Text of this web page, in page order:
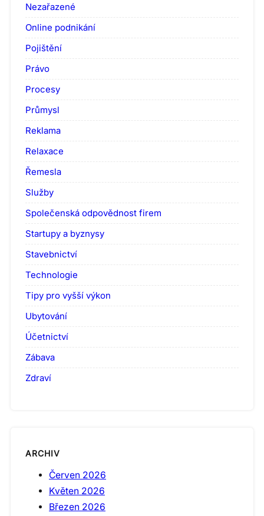
Nezařazené
Online podnikání
Pojištění
Právo
Procesy
Průmysl
Reklama
Relaxace
Řemesla
Služby
Společenská odpovědnost firem
Startupy a byznysy
Stavebnictví
Technologie
Tipy pro vyšší výkon
Ubytování
Účetnictví
Zábava
Zdraví
ARCHIV
Červen 2026
Květen 2026
Březen 2026